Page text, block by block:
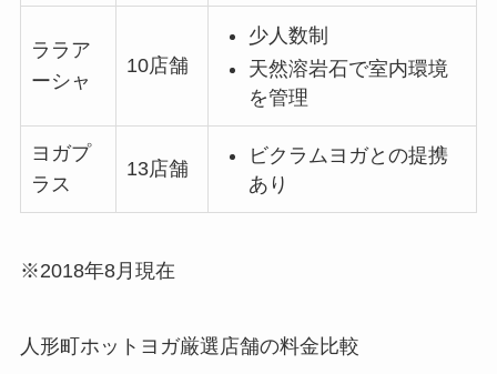
ララア
ーシャ
10店舗
少人数制
天然溶岩石で室内環境
を管理
ヨガプ
ラス
13店舗
ビクラムヨガとの提携
あり
※2018年8月現在
人形町ホットヨガ厳選店舗の料金比較